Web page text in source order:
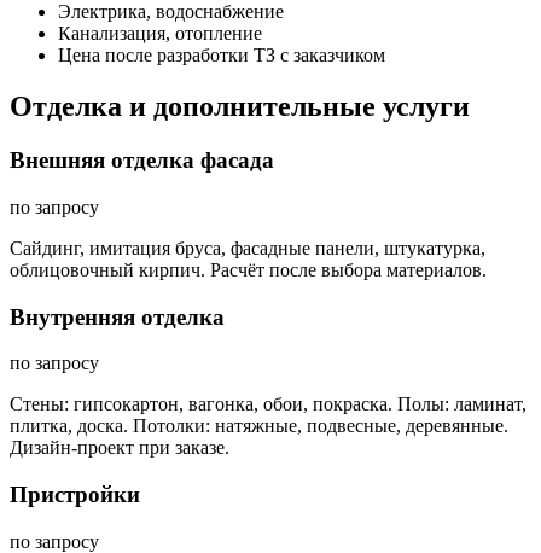
Электрика, водоснабжение
Канализация, отопление
Цена после разработки ТЗ с заказчиком
Отделка и дополнительные услуги
Внешняя отделка фасада
по запросу
Сайдинг, имитация бруса, фасадные панели, штукатурка,
облицовочный кирпич. Расчёт после выбора материалов.
Внутренняя отделка
по запросу
Стены: гипсокартон, вагонка, обои, покраска. Полы: ламинат,
плитка, доска. Потолки: натяжные, подвесные, деревянные.
Дизайн-проект при заказе.
Пристройки
по запросу